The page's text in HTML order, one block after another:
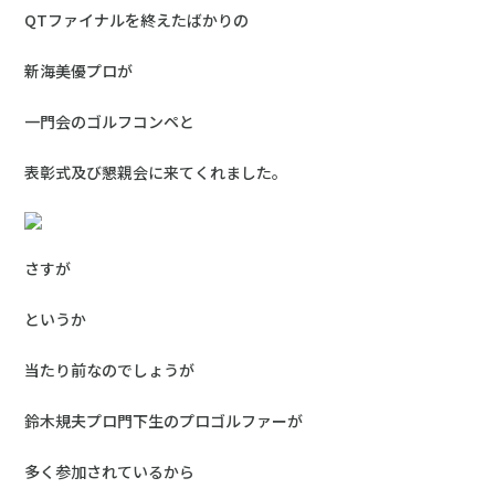
QTファイナルを終えたばかりの
新海美優プロが
一門会のゴルフコンペと
表彰式及び懇親会に来てくれました。
さすが
というか
当たり前なのでしょうが
鈴木規夫プロ門下生のプロゴルファーが
多く参加されているから